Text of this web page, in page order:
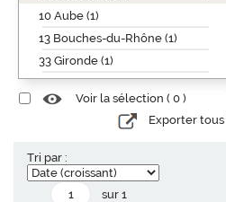
10 Aube (1)
13 Bouches-du-Rhône (1)
33 Gironde (1)
Voir la sélection ( 0 )
Exporter
Tri par :
sur 1